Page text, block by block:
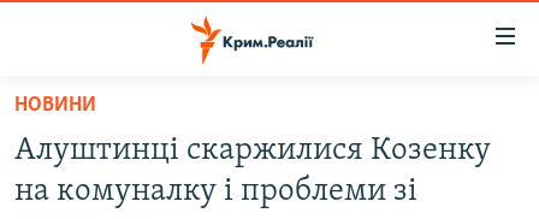
Перейти
основного
матеріалу
ВОДА.КРИМ
НОВИНИ
Алуштинці скаржилися Козенку
на комуналку і проблеми зі